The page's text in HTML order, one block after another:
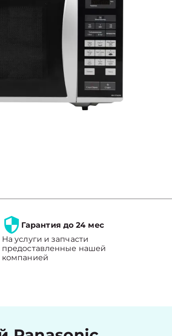
Гарантия до 24 мес
На услуги и запчасти
предоставленные нашей
компанией